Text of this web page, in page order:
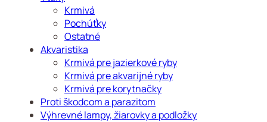
Krmivá
Pochúťky
Ostatné
Akvaristika
Krmivá pre jazierkové ryby
Krmivá pre akvarijné ryby
Krmivá pre korytnačky
Proti škodcom a parazitom
Výhrevné lampy, žiarovky a podložky